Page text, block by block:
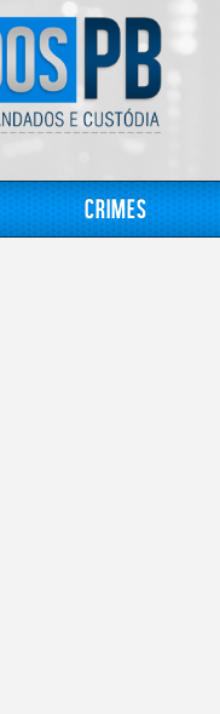
Crimes